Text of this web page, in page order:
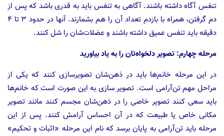
تنفس آگاه داشته باشند. آگاهی به تنفس باید به قدری باشد که پس از
دم گرفتن، همراه با بازدم تعداد آن را هم بشمارند. آنها در حدود ۳ تا ۴
دقیقه باید تنفس عمیق داشته باشند و عضلات‌شان را شل کنند.
مرحله چهارم: تصویر دلخواه‌تان را به یاد بیاورید
در این مرحله خانم‌ها باید در ذهن‌شان تصویر‌سازی کنند که یکی از
مراحل مهم تن‌آرامی است. تصویر سازی به این صورت است که خانم‌ها
باید سعی کنند تصویر خاصی را در ذهن‌شان مجسم کنند مانند تصویر
مکانی خاص یا طبیعت که در آن احساس آرامش کنند. پس از این
مرحله باید تن‌آرامی به پایان برسد که نام این مرحله «اثبات و تحکیم»